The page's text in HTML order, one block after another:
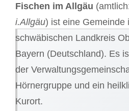
Fischen im Allgäu
i.Allgäu) ist eine Gemeinde
schwäbischen Landkreis
Bayern (Deutschland). Es
der
Hörnergruppe und ein
Kurort.